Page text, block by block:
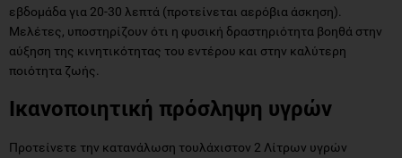
εβδομάδα για 20-30 λεπτά (προτείνεται αερόβια άσκηση).
Μελέτες, υποστηρίζουν ότι η φυσική δραστηριότητα βοηθά στην
αύξηση της κινητικότητας του εντέρου και στην καλύτερη
ποιότητα ζωής.
Ικανοποιητική πρόσληψη υγρών
Προτείνετε την κατανάλωση τουλάχιστον 2 Λίτρων υγρών